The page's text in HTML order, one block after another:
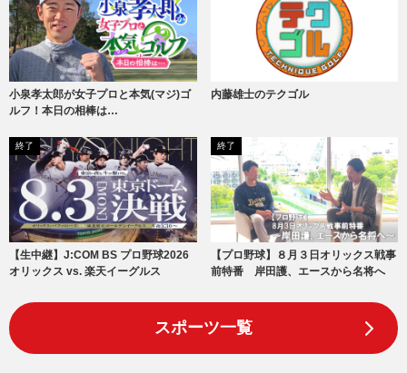
小泉孝太郎が女子プロと本気(マジ)ゴ
ルフ！本日の相棒は…
内藤雄士のテクゴル
終了
【生中継】J:COM BS プロ野球2026
オリックス vs. 楽天イーグルス
終了
【プロ野球】８月３日オリックス戦事
前特番 岸田護、エースから名将へ
スポーツ一覧